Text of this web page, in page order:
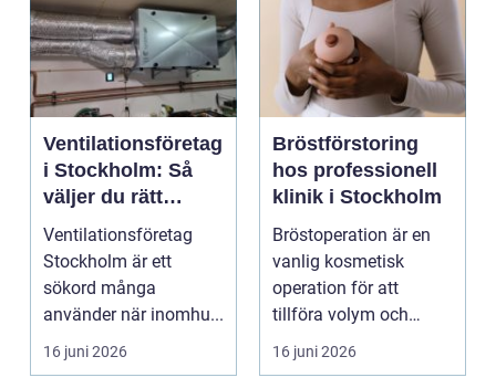
Ventilationsföretag
i Stockholm: Så
väljer du rätt
partner för frisk
luft inomhus
Ventilationsföretag
Stockholm är ett
sökord många
använder när inomhu...
16 juni 2026
Bröstförstoring
hos professionell
klinik i Stockholm
Bröstoperation är en
vanlig kosmetisk
operation för att
tillföra volym och
skapa...
16 juni 2026